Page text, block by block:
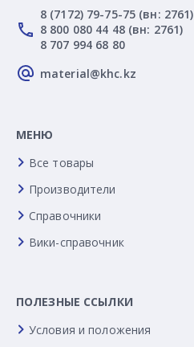
8 (7172) 79-75-75 (вн: 2761)
8 800 080 44 48 (вн: 2761)
8 707 994 68 80
material@khc.kz
МЕНЮ
Все товары
Производители
Справочники
Вики-справочник
ПОЛЕЗНЫЕ ССЫЛКИ
Условия и положения